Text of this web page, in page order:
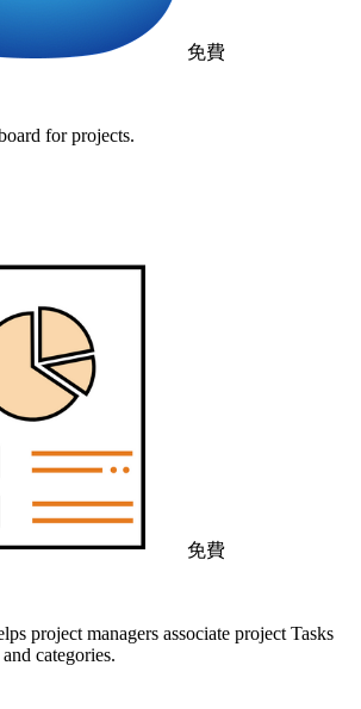
免費
for projects.
免費
project managers associate project Tasks
categories.